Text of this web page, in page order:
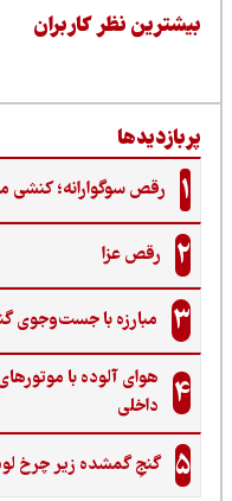
نظر کاربران
رقص سوگوارانه؛ کنشی
رقص عزا
مبارزه با جست‌وجوی گنج‌
هوای آلوده با موتورهای
داخلی
گنجِ گمشده زیر چرخ لودرها